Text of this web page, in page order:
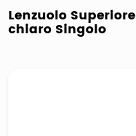
elenchi telefonici
meme
Lenzuolo
chiaro Singolo